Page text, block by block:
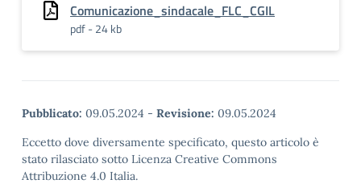
Comunicazione_sindacale_FLC_CGIL
pdf - 24 kb
Pubblicato: 09.05.2024 - Revisione: 09.05.2024
Eccetto dove diversamente specificato, questo articolo è
stato rilasciato sotto Licenza Creative Commons
Attribuzione 4.0 Italia.